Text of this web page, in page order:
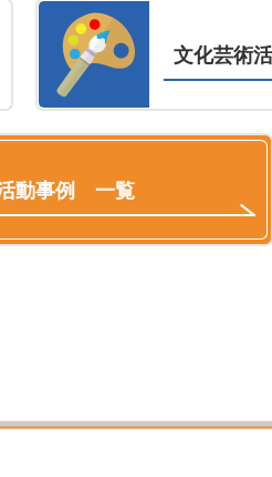
文化芸術
動事例 一覧